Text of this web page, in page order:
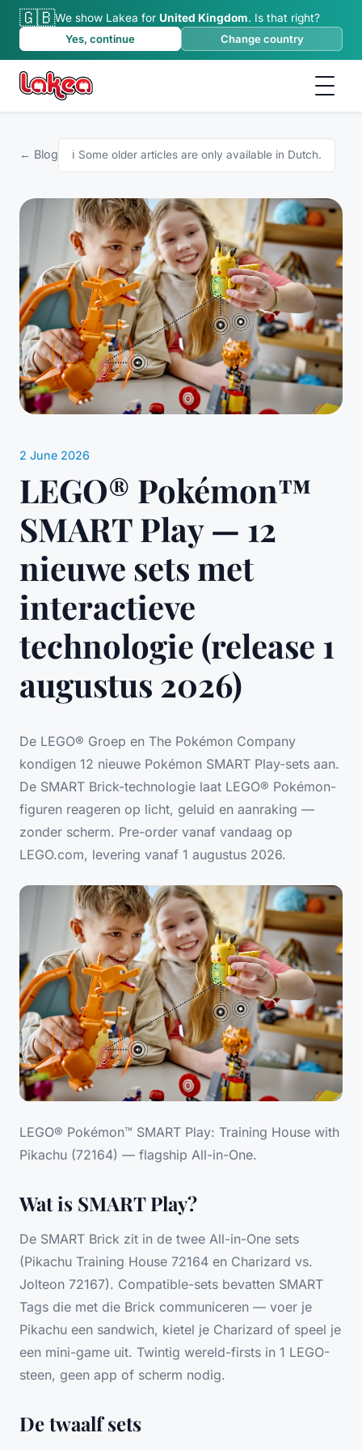
🇬🇧We show Lakea for United Kingdom. Is that right?
Yes, continue
Change country
← Blog ℹ️ Some older articles are only available in Dutch.
2 June 2026
LEGO® Pokémon™
SMART Play — 12
nieuwe sets met
interactieve
technologie (release 1
augustus 2026)
De LEGO® Groep en The Pokémon Company
kondigen 12 nieuwe Pokémon SMART Play-sets aan.
De SMART Brick-technologie laat LEGO® Pokémon-
figuren reageren op licht, geluid en aanraking —
zonder scherm. Pre-order vanaf vandaag op
LEGO.com, levering vanaf 1 augustus 2026.
LEGO® Pokémon™ SMART Play: Training House with
Pikachu (72164) — flagship All-in-One.
Wat is SMART Play?
De SMART Brick zit in de twee All-in-One sets
(Pikachu Training House 72164 en Charizard vs.
Jolteon 72167). Compatible-sets bevatten SMART
Tags die met die Brick communiceren — voer je
Pikachu een sandwich, kietel je Charizard of speel je
een mini-game uit. Twintig wereld-firsts in 1 LEGO-
steen, geen app of scherm nodig.
De twaalf sets